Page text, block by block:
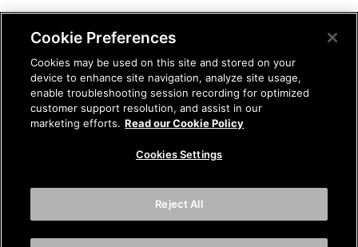
Cookie Preferences
Cookies may be used on this site and stored on your
device to enhance site navigation, analyze site usage,
enable troubleshooting session recording for optimized
customer support resolution, and assist in our
marketing efforts. Read our Cookie Policy
Cookies Settings
Reject All